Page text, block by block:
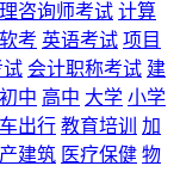
咨询师考试 计算
软考 英语考试 项目
试 会计职称考试 建
初中 高中 大学 小学
出行 教育培训
加
建筑 医疗保健 物